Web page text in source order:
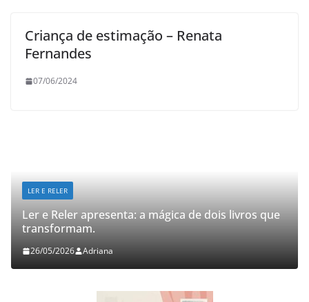
Criança de estimação – Renata
Fernandes
07/06/2024
LER E RELER
Ler e Reler apresenta: a mágica de dois livros que
transformam.
26/05/2026 Adriana